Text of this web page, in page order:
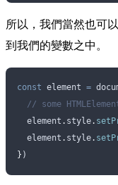
所以，我們當然也可
到我們的變數之中。
const element =
// some
  element
. style.
  element
. style.
} )